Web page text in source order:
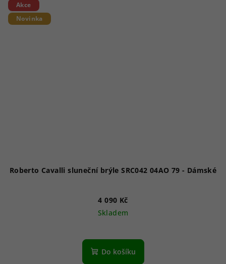
Akce
Novinka
Roberto Cavalli sluneční brýle SRC042 04AO 79 - Dámské
4 090 Kč
Skladem
Do košíku